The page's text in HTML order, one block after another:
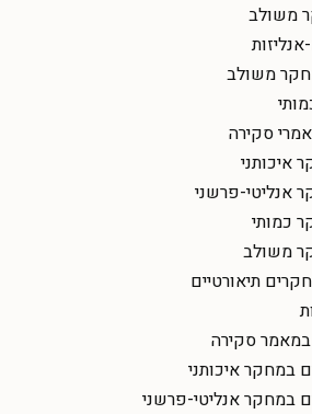
משולב
משולב
סקירה
איכותני
אנליטי-פרשני
כמותי
משולב
תיאורטיים
סקירה
במחקר איכותני
במחקר אנליטי-פרשני